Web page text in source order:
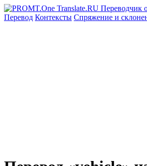
Перевод Контексты Спряжение и